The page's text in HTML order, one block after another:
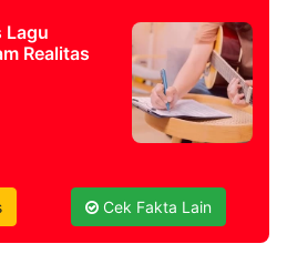
Lagu
Realitas
Cek Fakta Lain